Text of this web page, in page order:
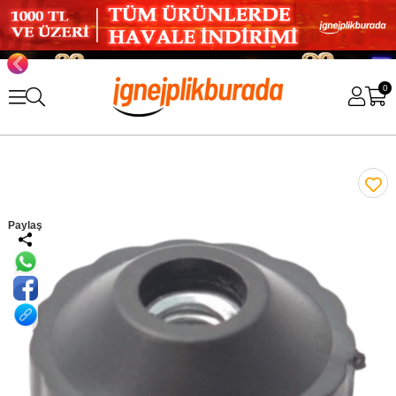
0
Paylaş